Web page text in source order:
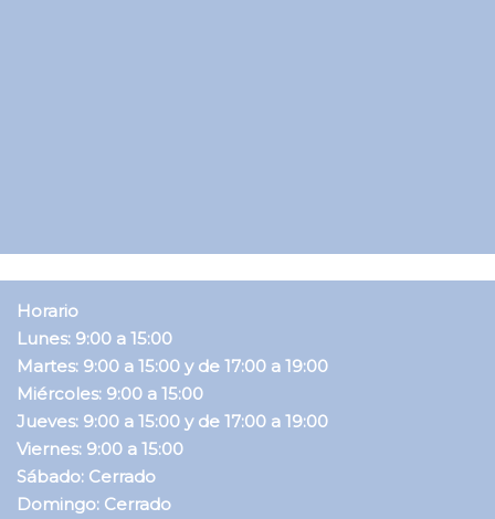
Horario
Lunes: 9:00 a 15:00
Martes: 9:00 a 15:00 y de 17:00 a 19:00
Miércoles: 9:00 a 15:00
Jueves: 9:00 a 15:00 y de 17:00 a 19:00
Viernes: 9:00 a 15:00
Sábado: Cerrado
Domingo: Cerrado